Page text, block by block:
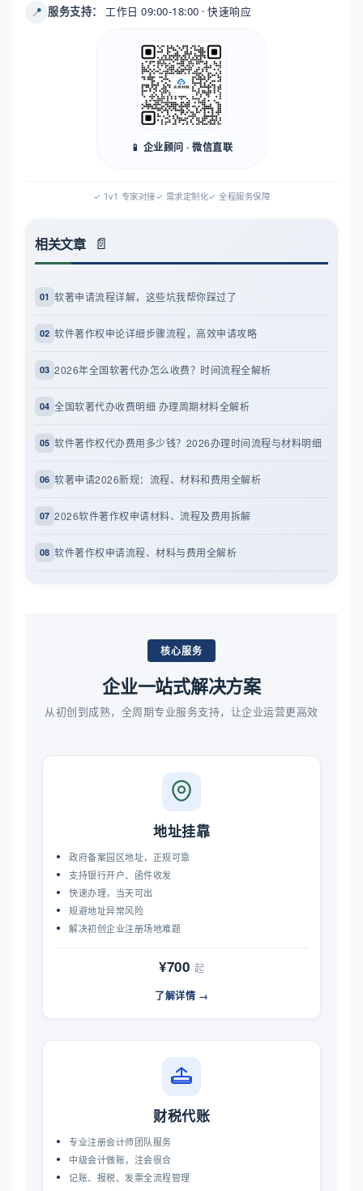
📍 服务支持： 工作日 09:00-18:00 · 快速响应
📱 企业顾问 · 微信直联
✓ 1v1 专家对接✓ 需求定制化✓ 全程服务保障
相关文章
01 软著申请流程详解，这些坑我帮你踩过了
02 软件著作权申论详细步骤流程，高效申请攻略
03 2026年全国软著代办怎么收费？时间流程全解析
04 全国软著代办收费明细 办理周期材料全解析
05 软件著作权代办费用多少钱？2026办理时间流程与材料明细
06 软著申请2026新规：流程、材料和费用全解析
07 2026软件著作权申请材料、流程及费用拆解
08 软件著作权申请流程、材料与费用全解析
核心服务
企业一站式解决方案
从初创到成熟，全周期专业服务支持，让企业运营更高效
地址挂靠
政府备案园区地址，正规可靠
支持银行开户、函件收发
快速办理，当天可出
规避地址异常风险
解决初创企业注册场地难题
¥700 起
了解详情 →
财税代账
专业注册会计师团队服务
中级会计做账，注会很合
记账、报税、发票全流程管理